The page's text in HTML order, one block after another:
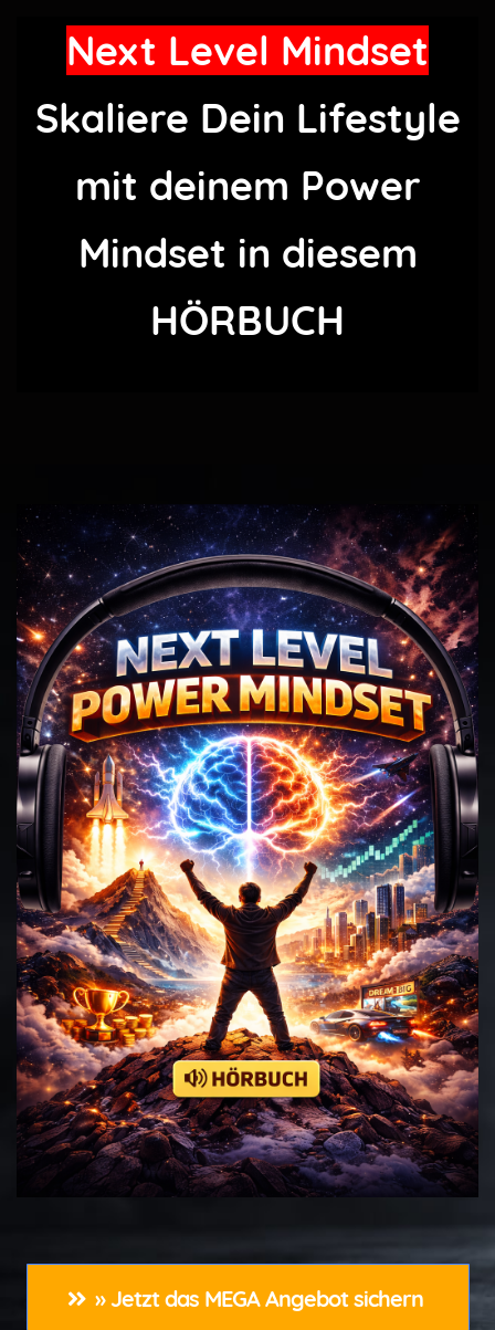
Next Level Mindset
Skaliere Dein Lifestyle
mit deinem Power
Mindset in diesem
HÖRBUCH
» Jetzt das MEGA Angebot sichern